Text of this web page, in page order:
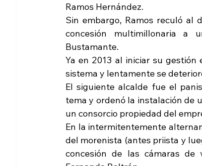
Ramos Hernández.
Sin embargo, Ramos reculó al
concesión multimillonaria a
Bustamante.
Ya en 2013 al iniciar su
sistema y lentamente se
El siguiente alcalde fue el
tema y ordenó la instalación de
un consorcio propiedad del
En la intermitentemente
del morenista (antes priista y
concesión de las cámaras de